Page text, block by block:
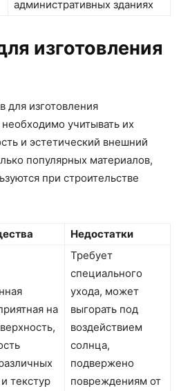
административных зданиях
изготовления
для изготовления
учитывать их
и эстетический внешний
популярных материалов,
при строительстве
Недостатки
на
текстур
Требует
специального
ухода, может
выгорать под
воздействием
солнца,
подвержено
повреждениям от